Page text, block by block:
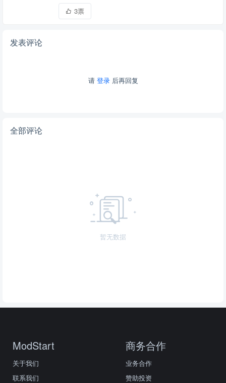
3票
发表评论
请 登录后再回复
全部评论
暂无数据
ModStart
关于我们
联系我们
商务合作
业务合作
赞助投资